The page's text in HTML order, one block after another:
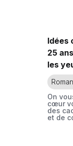
Idées
25
les
On
cœur
des
et de